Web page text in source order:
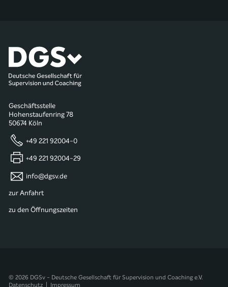
Geschäftsstelle
Hohenstaufenring 78
50674 Köln
+49 221 92004-0
+49 221 92004-29
info@dgsv.de
zur Anfahrt
zu den Öffnungszeiten
© 2026 DGSv - Deutsche Gesellschaft für Supervision und Coaching e.V.
Datenschutz
Impressum